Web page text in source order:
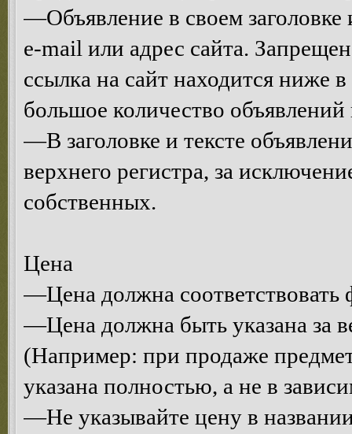
—Объявление в своем заголовке
e-mail или адрес сайта.
ссылка на сайт находится ниже
большое количество
—В заголовке и тексте
верхнего регистра, за
собственных.
Цена
—Цена должна соответствовать
—Цена должна быть указана за
(Например: при продаже
указана полностью, а не в
—Не указывайте цену в